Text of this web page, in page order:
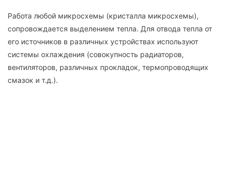
Работа любой микросхемы (кристалла микросхемы),
сопровождается выделением тепла. Для отвода тепла от
его источников в различных устройствах используют
системы охлаждения (совокупность радиаторов,
вентиляторов, различных прокладок, термопроводящих
смазок и т.д.).